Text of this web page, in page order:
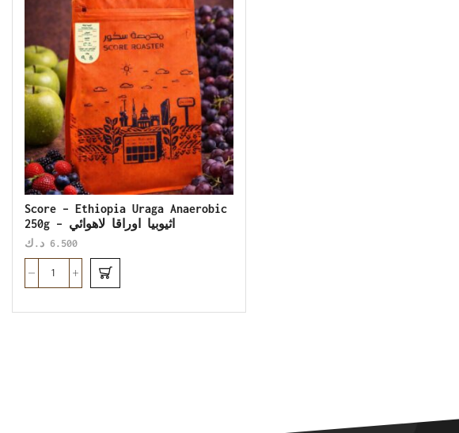
Score – Ethiopia Uraga Anaerobic
250g – اثيوبيا اوراقا لاهوائي
6.500 د.ك